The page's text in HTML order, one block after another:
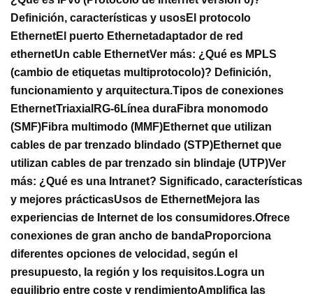
Definición, características y usosEl protocolo
EthernetEl puerto Ethernetadaptador de red
ethernetUn cable EthernetVer más: ¿Qué es MPLS
(cambio de etiquetas multiprotocolo)? Definición,
funcionamiento y arquitectura.Tipos de conexiones
EthernetTriaxial RG-6Línea duraFibra monomodo
(SMF)Fibra multimodo (MMF)Ethernet que utilizan
cables de par trenzado blindado (STP)Ethernet que
utilizan cables de par trenzado sin blindaje (UTP)Ver
más: ¿Qué es una Intranet? Significado, características
y mejores prácticasUsos de EthernetMejora las
experiencias de Internet de los consumidores.Ofrece
conexiones de gran ancho de bandaProporciona
diferentes opciones de velocidad, según el
presupuesto, la región y los requisitos.Logra un
equilibrio entre coste y rendimientoAmplifica las